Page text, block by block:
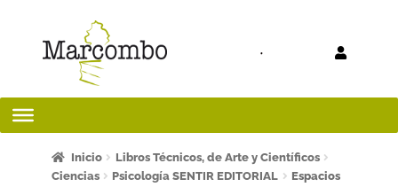
Inicio
Libros Técnicos, de Arte y Científicos
Ciencias
Psicología SENTIR EDITORIAL
Espacios